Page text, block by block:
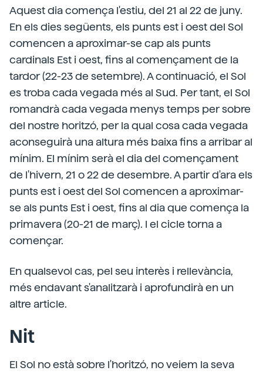
Aquest dia comença l'estiu, del 21 al 22 de juny.
En els dies següents, els punts est i oest del Sol
comencen a aproximar-se cap als punts
cardinals Est i oest, fins al començament de la
tardor (22-23 de setembre). A continuació, el Sol
es troba cada vegada més al Sud. Per tant, el Sol
romandrà cada vegada menys temps per sobre
del nostre horitzó, per la qual cosa cada vegada
aconseguirà una altura més baixa fins a arribar al
mínim. El mínim serà el dia del començament
de l'hivern, 21 o 22 de desembre. A partir d'ara els
punts est i oest del Sol comencen a aproximar-
se als punts Est i oest, fins al dia que comença la
primavera (20-21 de març). I el cicle torna a
començar.
En qualsevol cas, pel seu interès i rellevància,
més endavant s'analitzarà i aprofundirà en un
altre article.
Nit
El Sol no està sobre l'horitzó, no veiem la seva